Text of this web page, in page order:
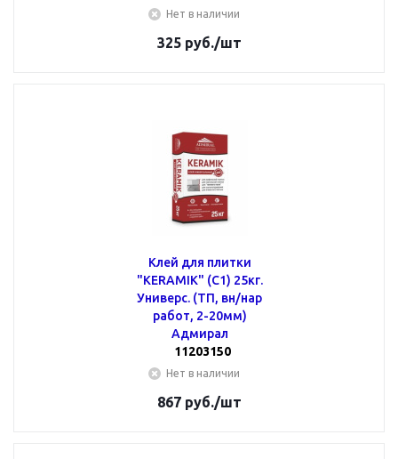
Нет в наличии
325 руб./шт
Клей для плитки
"KERAMIK" (С1) 25кг.
Универс. (ТП, вн/нар
работ, 2-20мм)
Адмирал
11203150
Нет в наличии
867 руб./шт